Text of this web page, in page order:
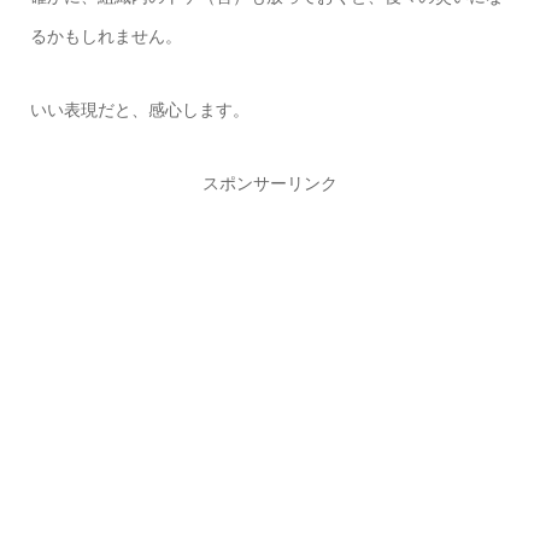
るかもしれません。
いい表現だと、感心します。
スポンサーリンク